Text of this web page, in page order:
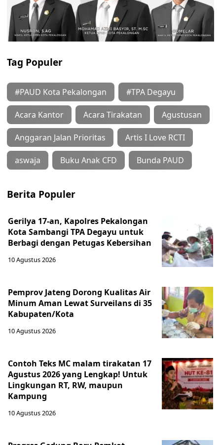
Tag Populer
#PAUD Kota Pekalongan #TPA Degayu
Acara Kantor Acara Tirakatan Agustusan
Anggaran Jalan Prioritas Artis I Love RCTI
aswaja Buku Anak CFD Bunda PAUD
Berita Populer
Gerilya 17-an, Kapolres Pekalongan
Kota Sambangi TPA Degayu untuk
Berbagi dengan Petugas Kebersihan
10 Agustus 2026
Pemprov Jateng Dorong Kualitas Air
Minum Aman Lewat Surveilans di 35
Kabupaten/Kota
10 Agustus 2026
Contoh Teks MC malam tirakatan 17
Agustus 2026 yang Lengkap! Untuk
Lingkungan RT, RW, maupun
Kampung
10 Agustus 2026